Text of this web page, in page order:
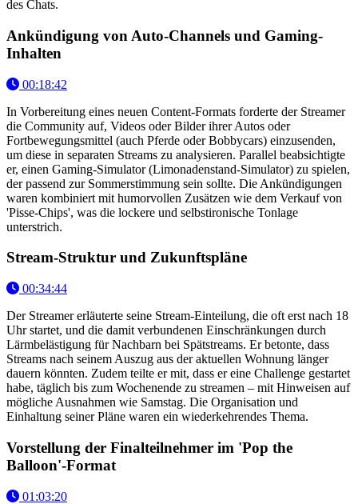
des Chats.
Ankündigung von Auto-Channels und Gaming-
Inhalten
00:18:42
In Vorbereitung eines neuen Content-Formats forderte der Streamer
die Community auf, Videos oder Bilder ihrer Autos oder
Fortbewegungsmittel (auch Pferde oder Bobbycars) einzusenden,
um diese in separaten Streams zu analysieren. Parallel beabsichtigte
er, einen Gaming-Simulator (Limonadenstand-Simulator) zu spielen,
der passend zur Sommerstimmung sein sollte. Die Ankündigungen
waren kombiniert mit humorvollen Zusätzen wie dem Verkauf von
'Pisse-Chips', was die lockere und selbstironische Tonlage
unterstrich.
Stream-Struktur und Zukunftspläne
00:34:44
Der Streamer erläuterte seine Stream-Einteilung, die oft erst nach 18
Uhr startet, und die damit verbundenen Einschränkungen durch
Lärmbelästigung für Nachbarn bei Spätstreams. Er betonte, dass
Streams nach seinem Auszug aus der aktuellen Wohnung länger
dauern könnten. Zudem teilte er mit, dass er eine Challenge gestartet
habe, täglich bis zum Wochenende zu streamen – mit Hinweisen auf
mögliche Ausnahmen wie Samstag. Die Organisation und
Einhaltung seiner Pläne waren ein wiederkehrendes Thema.
Vorstellung der Finalteilnehmer im 'Pop the
Balloon'-Format
01:03:20